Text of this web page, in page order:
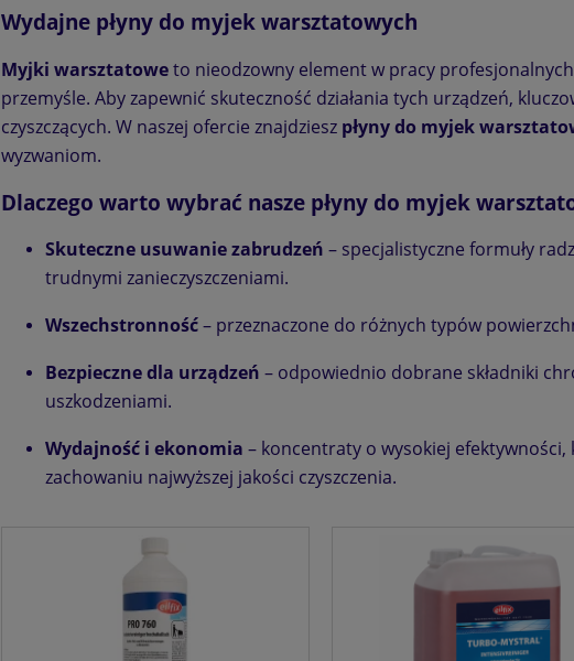
Wydajne płyny do myjek warsztatowych
Myjki warsztatoweto nieodzowny element w pracy
przemyśle. Aby zapewnić skuteczność działania tych urządzeń,
czyszczących. W naszej ofercie znajdziesz płyny do myjek
wyzwaniom.
Dlaczego warto wybrać nasze płyny do myjek
Skuteczne usuwanie zabrudzeń – specjalistyczne formuły
trudnymi zanieczyszczeniami.
Wszechstronność– przeznaczone do różnych typów
Bezpieczne dla urządzeń – odpowiednio dobrane składniki
uszkodzeniami.
Wydajność i ekonomia – koncentraty o wysokiej
zachowaniu najwyższej jakości czyszczenia.